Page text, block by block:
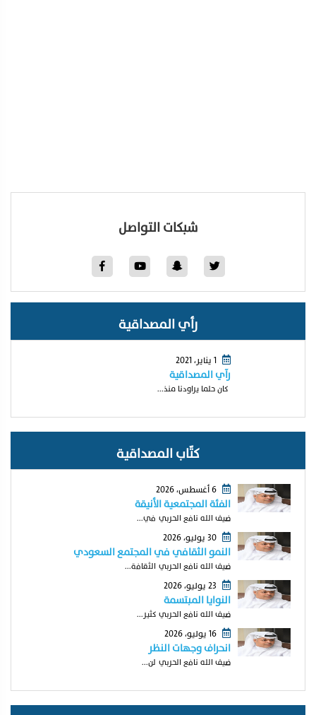
شبكات التواصل
رأي المصداقية
1 يناير، 2021
رآي المصداقية
كان حلما يراودنا منذ...
كتّاب المصداقية
6 أغسطس، 2026
الفئة المجتمعية الأنيقة
ضيف الله نافع الحربي في...
30 يوليو، 2026
النمو الثقافي في المجتمع السعودي
ضيف الله نافع الحربي الثقافة...
النوايا المبتسمة
ضيف الله نافع الحربي كثير...
16 يوليو، 2026
انحراف وجهات النظر
ضيف الله نافع الحربي لن...